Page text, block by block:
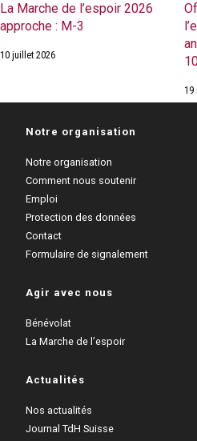
La Marche de l’espoir 2026
approche : M-3
10 juillet 2026
19
Notre organisation
Notre organisation
Comment nous soutenir
Emploi
Protection des données
Contact
Formulaire de signalement
Agir avec nous
Bénévolat
La Marche de l’espoir
Actualités
Nos actualités
Journal TdH Suisse